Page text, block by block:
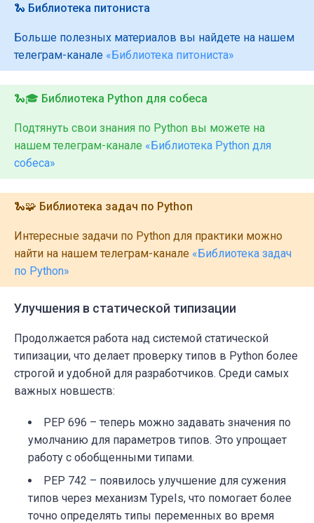
🐍 Библиотека питониста
Больше полезных материалов вы найдете на нашем
телеграм-канале «Библиотека питониста»
🐍🎓 Библиотека Python для собеса
Подтянуть свои знания по Python вы можете на
нашем телеграм-канале «Библиотека Python для
собеса»
🐍🧩 Библиотека задач по Python
Интересные задачи по Python для практики можно
найти на нашем телеграм-канале «Библиотека задач
по Python»
Улучшения в статической типизации
Продолжается работа над системой статической
типизации, что делает проверку типов в Python более
строгой и удобной для разработчиков. Среди самых
важных новшеств:
PEP 696 – теперь можно задавать значения по
умолчанию для параметров типов. Это упрощает
работу с обобщенными типами.
PEP 742 – появилось улучшение для сужения
типов через механизм TypeIs, что помогает более
точно определять типы переменных во время